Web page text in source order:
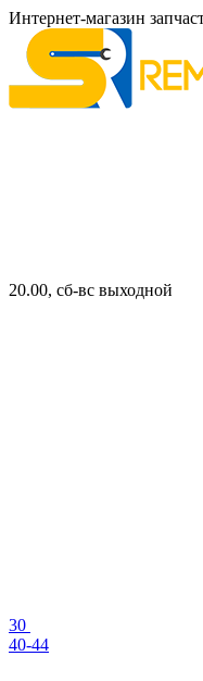
Интернет-магазин
20.00, сб-вс выходной
30
40-44